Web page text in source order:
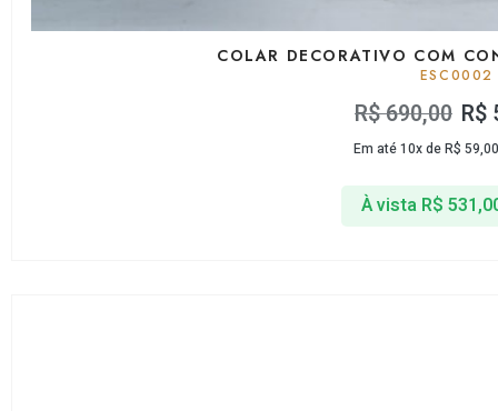
COLAR DECORATIVO COM
ESC0002
R$690,00 R$
Em até 10x deR$ 59,00
À vista R$